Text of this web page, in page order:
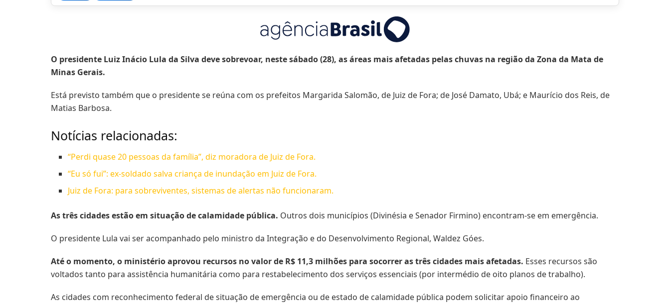
O presidente Luiz Inácio Lula da Silva deve sobrevoar, neste sábado (28), as áreas mais afetadas pelas chuvas na região da Zona da Mata de
Minas Gerais.
Está previsto também que o presidente se reúna com os prefeitos Margarida Salomão, de Juiz de Fora; de José Damato, Ubá; e Maurício dos Reis, de
Matias Barbosa.
Notícias relacionadas:
“Perdi quase 20 pessoas da família”, diz moradora de Juiz de Fora.
“Eu só fui”: ex-soldado salva criança de inundação em Juiz de Fora.
Juiz de Fora: para sobreviventes, sistemas de alertas não funcionaram.
As três cidades estão em situação de calamidade pública. Outros dois municípios (Divinésia e Senador Firmino) encontram-se em emergência.
O presidente Lula vai ser acompanhado pelo ministro da Integração e do Desenvolvimento Regional, Waldez Góes.
Até o momento, o ministério aprovou recursos no valor de R$ 11,3 milhões para socorrer as três cidades mais afetadas. Esses recursos são
voltados tanto para assistência humanitária como para restabelecimento dos serviços essenciais (por intermédio de oito planos de trabalho).
As cidades com reconhecimento federal de situação de emergência ou de estado de calamidade pública podem solicitar apoio financeiro ao